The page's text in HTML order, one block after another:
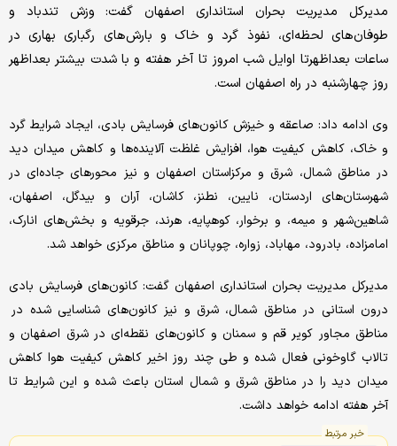
مدیرکل مدیریت بحران استانداری اصفهان گفت: وزش تندباد و
طوفان‌های لحظه‌ای، نفوذ گرد و خاک و بارش‌های رگباری بهاری در
ساعات بعداظهرتا اوایل شب امروز تا آخر هفته و با شدت بیشتر بعداظهر
روز چهارشنبه در راه اصفهان است.
وی ادامه داد: صاعقه و خیزش کانون‌های فرسایش بادی، ایجاد شرایط گرد
و خاک، کاهش کیفیت هوا، افزایش غلظت آلاینده‌ها و کاهش میدان دید
در مناطق شمال، شرق و مرکزاستان اصفهان و نیز محورهای جاده‌ای در
شهرستان‌های اردستان، نایین، نطنز، کاشان، آران و بیدگل، اصفهان،
شاهین‌شهر و میمه، و برخوار، کوهپایه، هرند، جرقویه و بخش‌های انارک،
امامزاده، بادرود، مهاباد، زواره، چوپانان و مناطق مرکزی خواهد شد.
مدیرکل مدیریت بحران استانداری اصفهان گفت: کانون‌های فرسایش بادی
درون استانی در مناطق شمال، شرق و نیز کانون‌های شناسایی شده در
مناطق مجاور کویر قم و سمنان و کانون‌های نقطه‌ای در شرق اصفهان و
تالاب گاوخونی فعال شده ‌و طی چند روز اخیر کاهش ‌کیفیت هوا کاهش
میدان دید را در مناطق شرق و شمال استان باعث شده و این شرایط تا
آخر هفته ادامه خواهد داشت.
خبر مرتبط